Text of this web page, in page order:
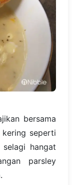
bersama
seperti
hangat
parsley